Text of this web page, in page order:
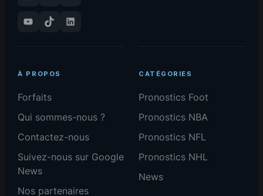
YouTube
TikTok LinkedIn
À PROPOS
Forfaits
Qui sommes-nous ?
Contactez-nous
Suivez-nous sur Google
News
Nos partenaires
CATÉGORIES
Pronostics Foot
Pronostics NBA
Pronostics NFL
Pronostics NHL
News